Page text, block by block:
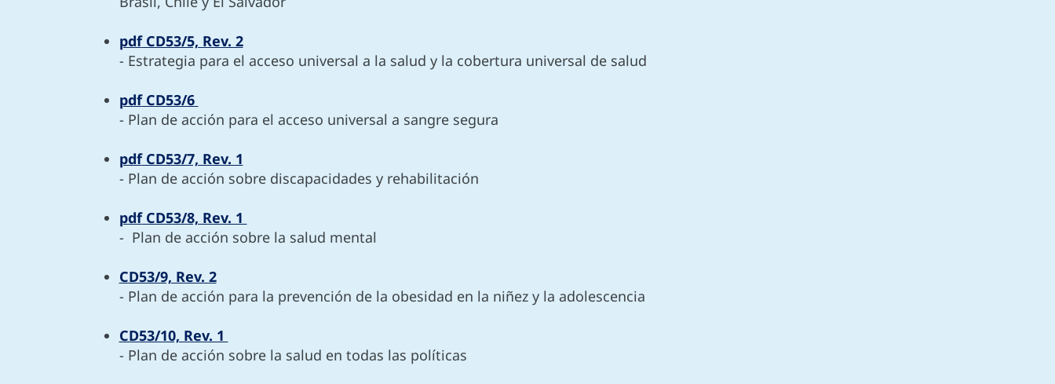
pdfCD53/5, Rev. 2
- Estrategia para el acceso universal a la salud y la cobertura universal de salud
pdfCD53/6
- Plan de acción para el acceso universal a sangre segura
pdfCD53/7, Rev. 1
- Plan de acción sobre discapacidades y rehabilitación
pdfCD53/8, Rev. 1
- Plan de acción sobre la salud mental
CD53/9, Rev. 2
- Plan de acción para la prevención de la obesidad en la niñez y la adolescencia
CD53/10, Rev. 1
- Plan de acción sobre la salud en todas las políticas